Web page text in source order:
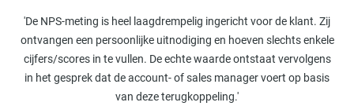
'De NPS-meting is heel laagdrempelig ingericht voor de klant. Zij
ontvangen een persoonlijke uitnodiging en hoeven slechts enkele
cijfers/scores in te vullen. De echte waarde ontstaat vervolgens
in het gesprek dat de account- of sales manager voert op basis
van deze terugkoppeling.'